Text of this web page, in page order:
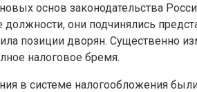
основ законодательства
они подчинялись
позиции дворян. Существенно
налоговое бремя.
в системе налогообложения